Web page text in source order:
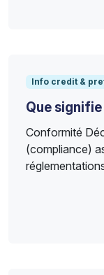
Info credit &
Que
Conformité
(compliance)